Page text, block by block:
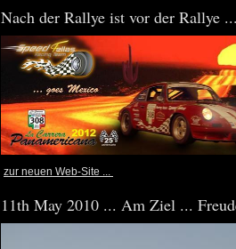
Nach der Rallye ist vor der Rallye
zur neuen Web-Site ...
11th May 2010 ... Am Ziel ...